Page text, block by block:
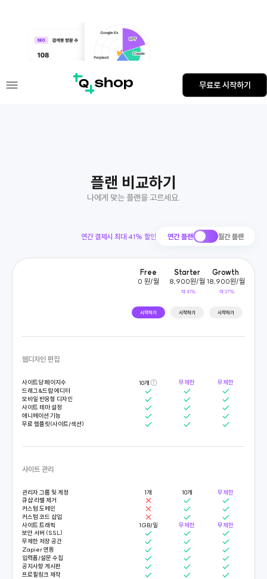
무료로 시작하기
플랜 비교하기
나에게 맞는 플랜을 고르세요.
연간 결제시 최대 41% 할인 연간 플랜 월간 플랜
Free
0 원/월
시작하기
Starter
8,900원/월
약 41%
시작하기
Growth
18,900원/월
약 37%
시작하기
웹디자인 편집
사이트당 페이지수 10개 무제한
무제한
드래그&드랍 에디터
모바일 반응형 디자인
사이트 테마 설정
애니메이션 기능
무료 템플릿(사이트/섹션)
사이트 관리
관리자 그룹 및 계정 1개 10개
무제한
큐샵 라벨 제거
커스텀 도메인
커스텀 코드 삽입
사이트 트래픽
1GB/일 무제한
무제한
보안 서버 (SSL)
무제한 저장 공간
Zapier 연동
입력폼/설문 수집
공지사항 게시판
프로필링크 제작